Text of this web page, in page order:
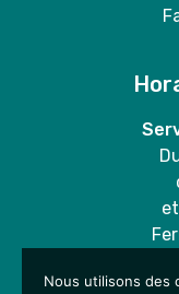
Nous utilisons des